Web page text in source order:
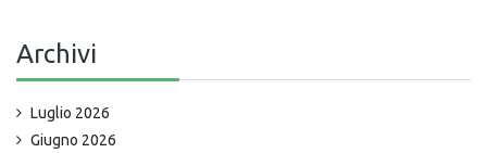
Archivi
Luglio 2026
Giugno 2026